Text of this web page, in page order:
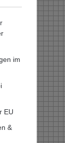
im
EU
&